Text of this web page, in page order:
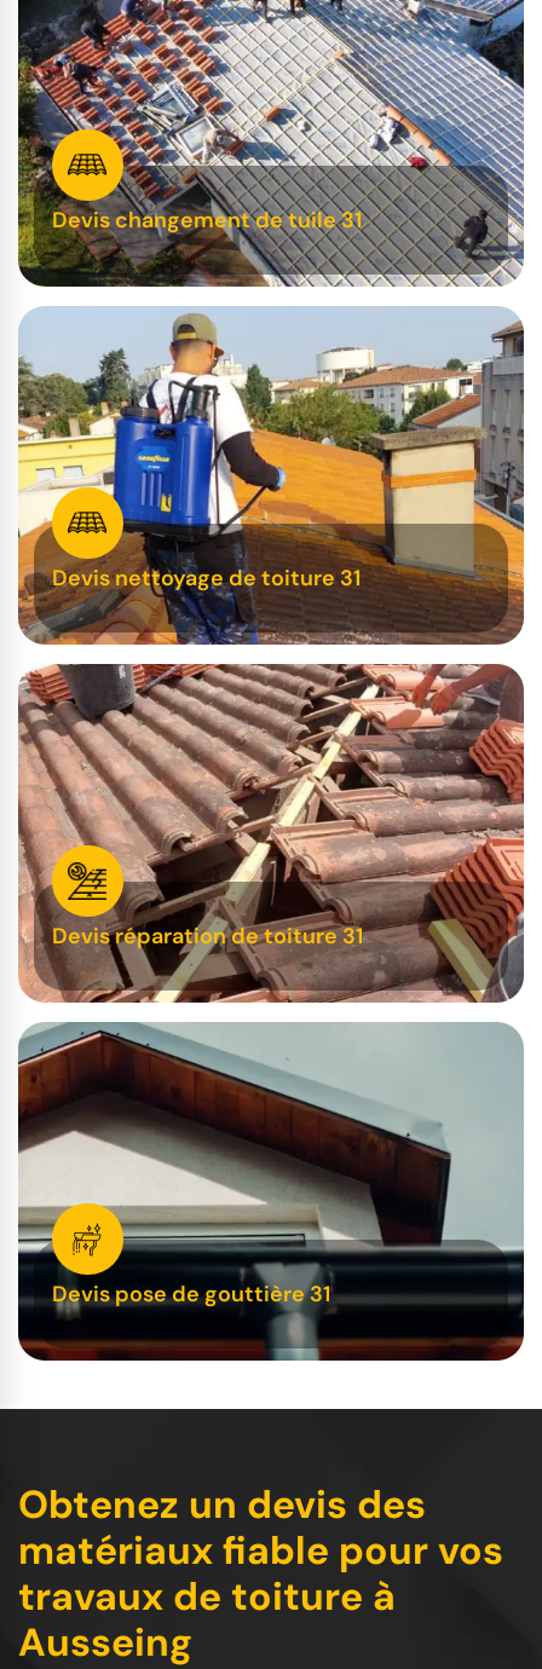
Devis changement de tuile 31
Devis nettoyage de toiture 31
Devis réparation de toiture 31
Devis pose de gouttière 31
Obtenez un devis des
matériaux fiable pour vos
travaux de toiture à
Ausseing